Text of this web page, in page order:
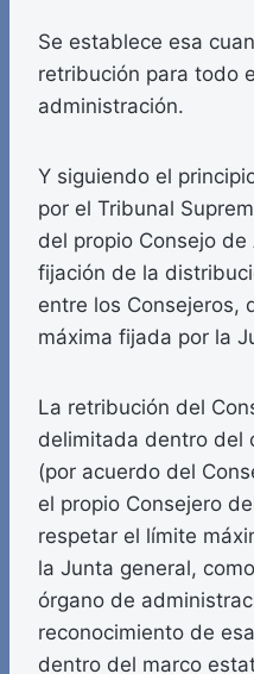
Se establece esa
retribución para todo
administración.
Y siguiendo el
por el Tribunal
del propio Consejo
fijación de la
entre los Consejeros,
máxima fijada por la
La retribución del
delimitada dentro del
(por acuerdo del
el propio Consejero
respetar el límite
la Junta general,
órgano de
reconocimiento de
dentro del marco